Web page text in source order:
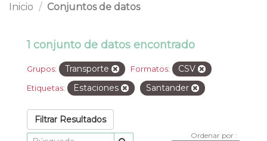
Inicio Conjuntos de datos
1 conjunto de datos encontrado
Grupos: Transporte Formatos: CSV
Etiquetas: Estaciones Santander
Filtrar Resultados
Ordenar por